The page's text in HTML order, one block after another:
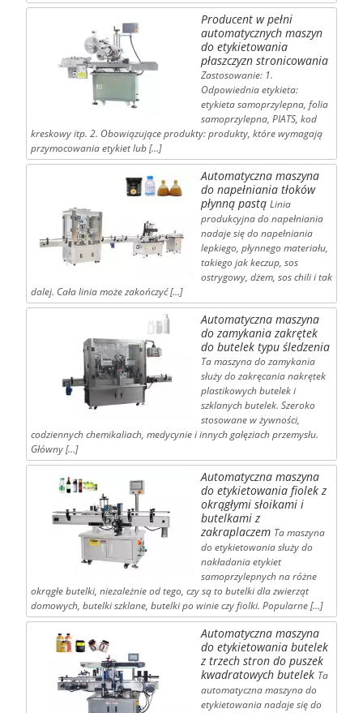
Producent w pełni
automatycznych maszyn
do etykietowania
płaszczyzn stronicowania
Zastosowanie: 1.
Odpowiednia etykieta:
etykieta samoprzylepna, folia
samoprzylepna, PIATS, kod
kreskowy itp. 2. Obowiązujące produkty: produkty, które wymagają
przymocowania etykiet lub […]
Automatyczna maszyna
do napełniania tłoków
płynną pastą Linia
produkcyjna do napełniania
nadaje się do napełniania
lepkiego, płynnego materiału,
takiego jak keczup, sos
ostrygowy, dżem, sos chili i tak
dalej. Cała linia może zakończyć […]
Automatyczna maszyna
do zamykania zakrętek
do butelek typu śledzenia
Ta maszyna do zamykania
służy do zakręcania nakrętek
plastikowych butelek i
szklanych butelek. Szeroko
stosowane w żywności,
codziennych chemikaliach, medycynie i innych gałęziach przemysłu.
Główny […]
Automatyczna maszyna
do etykietowania fiolek z
okrągłymi słoikami i
butelkami z
zakraplaczem Ta maszyna
do etykietowania służy do
nakładania etykiet
samoprzylepnych na różne
okrągłe butelki, niezależnie od tego, czy są to butelki dla zwierząt
domowych, butelki szklane, butelki po winie czy fiolki. Popularne […]
Automatyczna maszyna
do etykietowania butelek
z trzech stron do puszek
kwadratowych butelek Ta
automatyczna maszyna do
etykietowania nadaje się do